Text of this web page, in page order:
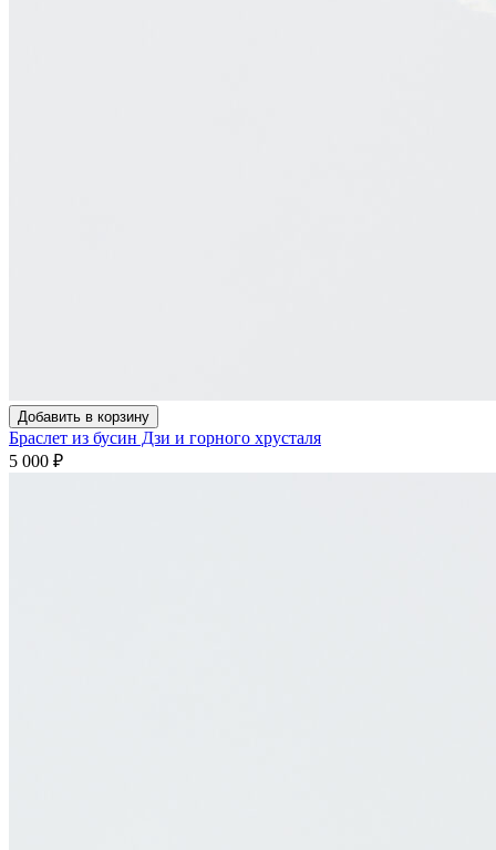
Добавить в корзину
Браслет из бусин Дзи и горного хрусталя
5 000 ₽